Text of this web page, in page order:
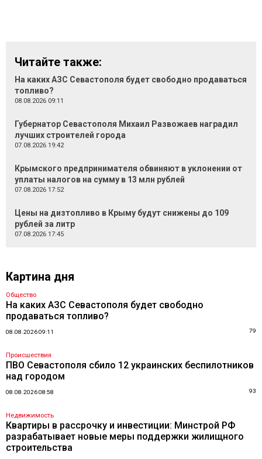
Читайте также:
На каких АЗС Севастополя будет свободно продаваться
топливо?
08.08.2026 09:11
Губернатор Севастополя Михаил Развожаев наградил
лучших строителей города
07.08.2026 19:42
Крымского предпринимателя обвиняют в уклонении от
уплаты налогов на сумму в 13 млн рублей
07.08.2026 17:52
Цены на дизтопливо в Крыму будут снижены до 109
рублей за литр
07.08.2026 17:45
Картина дня
Общество
На каких АЗС Севастополя будет свободно
продаваться топливо?
08.08.2026 09:11 79
Происшествия
ПВО Севастополя сбило 12 украинских беспилотников
над городом
08.08.2026 08:58 93
Недвижимость
Квартиры в рассрочку и инвестиции: Минстрой РФ
разрабатывает новые меры поддержки жилищного
строительства